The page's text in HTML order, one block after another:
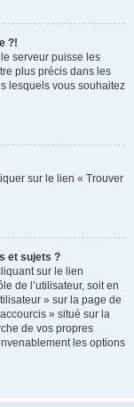
?!
serveur puisse les
plus précis dans les
lesquels vous souhaitez
sur le lien « Trouver
et sujets ?
sur le lien
de l’utilisateur, soit en
» sur la page de
» situé sur la
de vos propres
les options